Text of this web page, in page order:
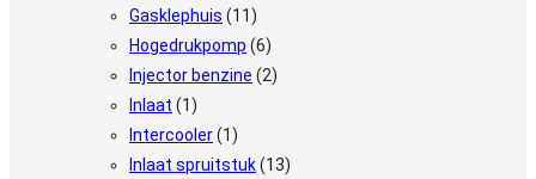
Gasklephuis (11)
Hogedrukpomp (6)
Injector benzine (2)
Inlaat (1)
Intercooler(1)
Inlaat spruitstuk(13)